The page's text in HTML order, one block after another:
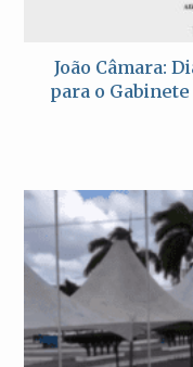
João Câmara:
para o